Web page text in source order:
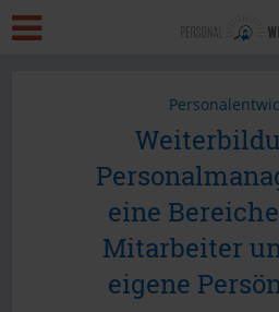
eine
Mitarbeiter
eigene